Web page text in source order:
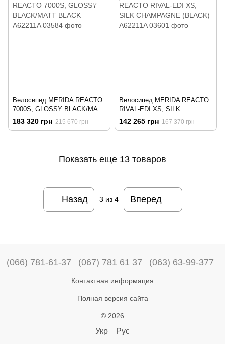
Велосипед MERIDA REACTO
7000S, GLOSSY BLACK/MATT
BLACK
183 320 грн 215 670 грн
Велосипед MERIDA REACTO
RIVAL-EDI XS, SILK
CHAMPAGNE (BLACK)
142 265 грн 167 370 грн
Показать еще 13 товаров
Назад 3 из 4 Вперед
(066) 781-61-37 (067) 781 61 37 (063) 63-99-377
Контактная информация
Полная версия сайта
© 2026
Укр Рус